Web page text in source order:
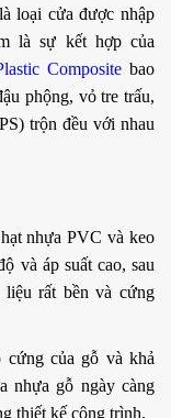
là loại cửa được nhập
là sự kết hợp của
Composite bao
phộng, vỏ tre trấu,
trộn đều với nhau
nhựa PVC và keo
và áp suất cao, sau
liệu rất bền và cứng
của gỗ và khả
nhựa gỗ ngày càng
thiết kế công trình.